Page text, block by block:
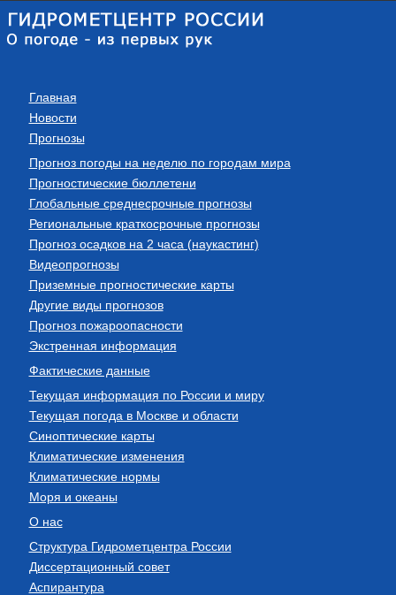
Главная
Новости
Прогнозы
Прогноз погоды на неделю по городам мира
Прогностические бюллетени
Глобальные среднесрочные прогнозы
Региональные краткосрочные прогнозы
Прогноз осадков на 2 часа (наукастинг)
Видеопрогнозы
Приземные прогностические карты
Другие виды прогнозов
Прогноз пожароопасности
Экстренная информация
Фактические данные
Текущая информация по России и миру
Текущая погода в Москве и области
Синоптические карты
Климатические изменения
Климатические нормы
Моря и океаны
О нас
Структура Гидрометцентра России
Диссертационный совет
Аспирантура